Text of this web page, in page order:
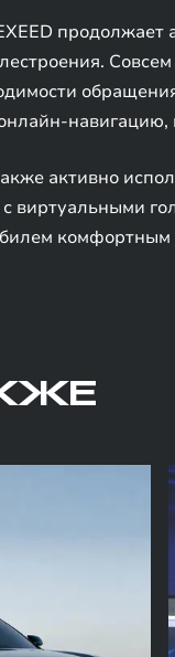
навигацию,
активно
с виртуальными
комфортным